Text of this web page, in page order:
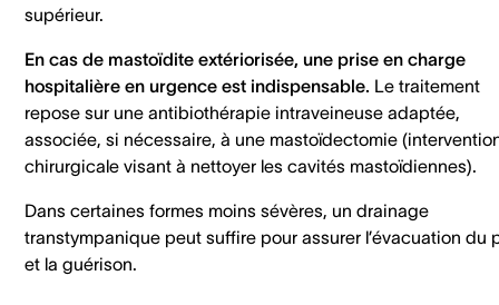
supérieur.
En cas de mastoïdite extériorisée, une prise en charge
hospitalière en urgence est indispensable. Le traitement
repose sur une antibiothérapie intraveineuse adaptée,
associée, si nécessaire, à une mastoïdectomie
chirurgicale visant à nettoyer les cavités mastoïdiennes).
Dans certaines formes moins sévères, un drainage
transtympanique peut suffire pour assurer l’évacuation du
et la guérison.